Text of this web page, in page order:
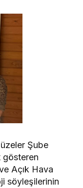
Şube
gösteren
Açık Hava
söyleşilerinin